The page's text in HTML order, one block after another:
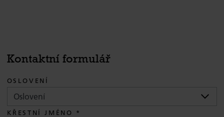
Kontaktní formulář
OSLOVENÍ
KŘESTNÍ JMÉNO